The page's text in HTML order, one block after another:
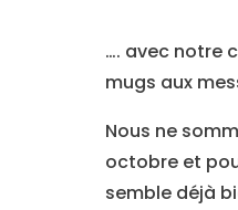
…. avec notre
mugs aux
Nous ne
octobre et
semble déjà